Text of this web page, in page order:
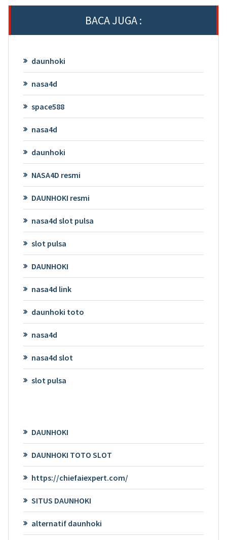
BACA JUGA :
daunhoki
nasa4d
space588
nasa4d
daunhoki
NASA4D resmi
DAUNHOKI resmi
nasa4d slot pulsa
slot pulsa
DAUNHOKI
nasa4d link
daunhoki toto
nasa4d
nasa4d slot
slot pulsa
DAUNHOKI
DAUNHOKI TOTO SLOT
https://chiefaiexpert.com/
SITUS DAUNHOKI
alternatif daunhoki